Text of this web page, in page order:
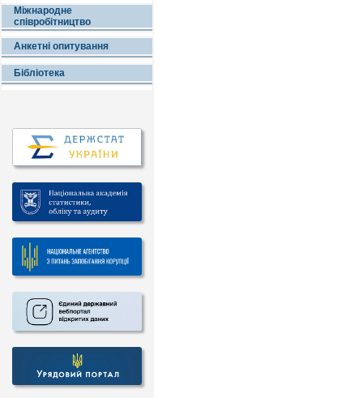
Міжнародне
співробітництво
Анкетні опитування
Бібліотека